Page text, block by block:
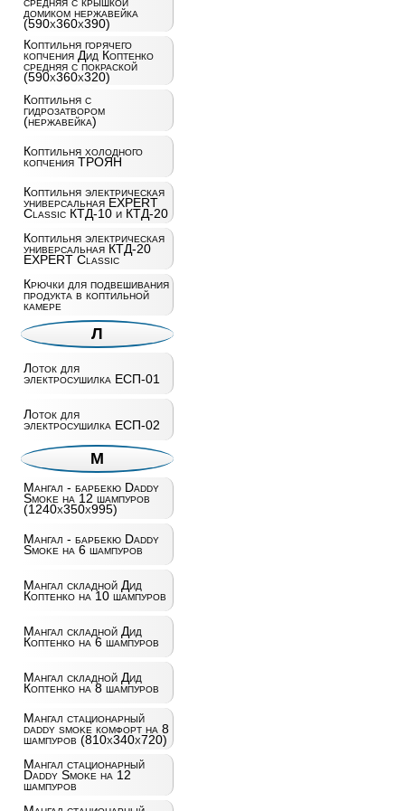
домиком нержавейка
(590x360x390)
Коптильня горячего
копчения Дид Коптенко
средняя с покраской
(590x360x320)
Коптильня с
гидрозатвором
(нержавейка)
Коптильня холодного
копчения ТРОЯН
Коптильня электрическая
универсальная EXPERT
Classic КТД-10 и КТД-20
Коптильня электрическая
универсальная КТД-20
EXPERT Classic
Крючки для подвешивания
продукта в коптильной
камере
Л
Лоток для
электросушилка ЕСП-01
Лоток для
электросушилка ЕСП-02
М
Мангал - барбекю Daddy
Smoke на 12 шампуров
(1240х350х995)
Мангал - барбекю Daddy
Smoke на 6 шампуров
Мангал складной Дид
Коптенко на 10 шампуров
Мангал складной Дид
Коптенко на 6 шампуров
Мангал складной Дид
Коптенко на 8 шампуров
Мангал стационарный
daddy smoke комфорт на 8
шампуров (810х340х720)
Мангал стационарный
Daddy Smoke на 12
шампуров